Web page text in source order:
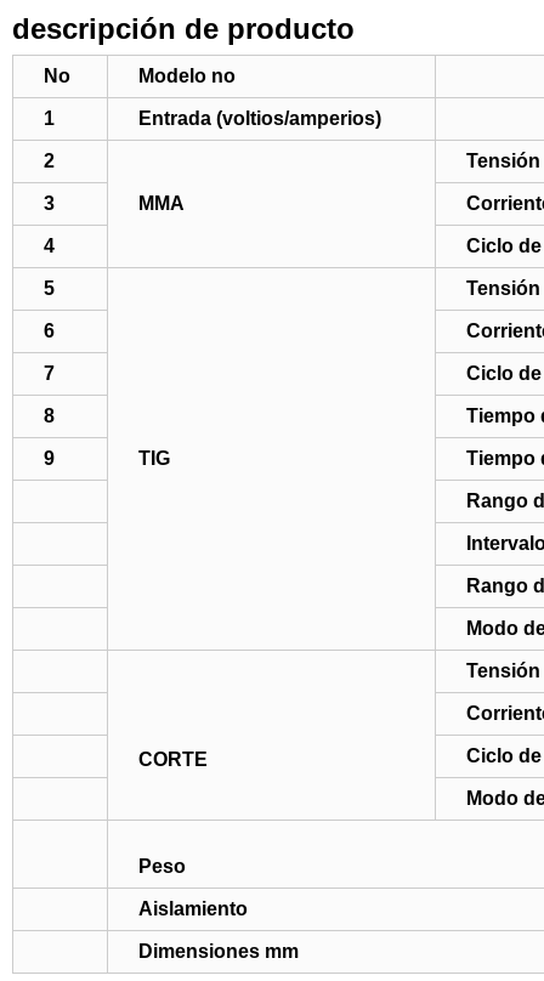
descripción de producto
No Modelo no
1 Entrada (voltios/amperios)
2
MMA
3
4 Ciclo
5
TIG
6
7 Ciclo
8 Tiempo
9 Tiempo
Rango
Rango
Modo
CORTE Ciclo
Modo
Peso
Aislamiento
Dimensiones mm